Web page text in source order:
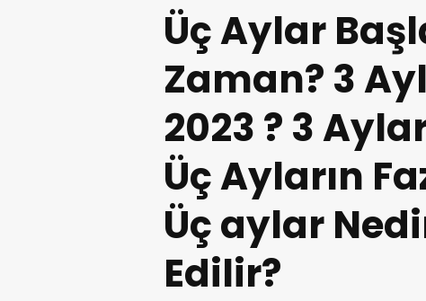
Ayların Fazileti Nelerdir? Üç aylar Nedir
Üç Aylar
Zaman? 3
2023 ? 3
Üç Ayların
Üç aylar
Edilir?